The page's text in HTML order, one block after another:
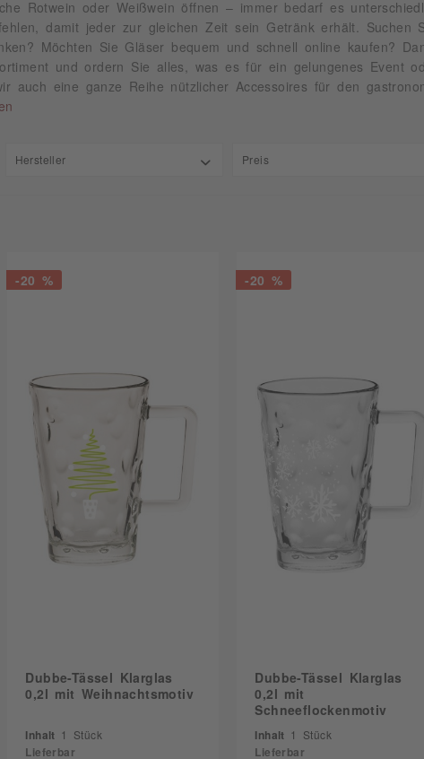
Rotwein oder Weißwein öffnen – immer bedarf es
damit jeder zur gleichen Zeit sein Getränk erhält. Suchen
Möchten Sie Gläser bequem und schnell online kaufen?
und ordern Sie alles, was es für ein gelungenes Event
auch eine ganze Reihe nützlicher Accessoires für den
Hersteller
Böckling
Westmark
Preis
-20 %
Dubbe-Tässel Klarglas
0,2l mit Weihnachtsmotiv
Inhalt 1 Stück
Lieferbar
-20 %
Dubbe-Tässel Klarglas
0,2l mit
Schneeflockenmotiv
Inhalt 1 Stück
Lieferbar